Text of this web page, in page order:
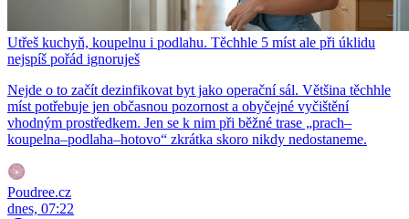
Utřeš kuchyň, koupelnu i podlahu. Těchhle 5 míst ale při úklidu
nejspíš pořád ignoruješ
Nejde o to začít dezinfikovat byt jako operační sál. Většina těchhle
míst potřebuje jen občasnou pozornost a obyčejné vyčištění
vhodným prostředkem. Jen se k nim při běžné trase „prach–
koupelna–podlaha–hotovo“ zkrátka skoro nikdy nedostaneme.
Poudree.cz
dnes, 07:22